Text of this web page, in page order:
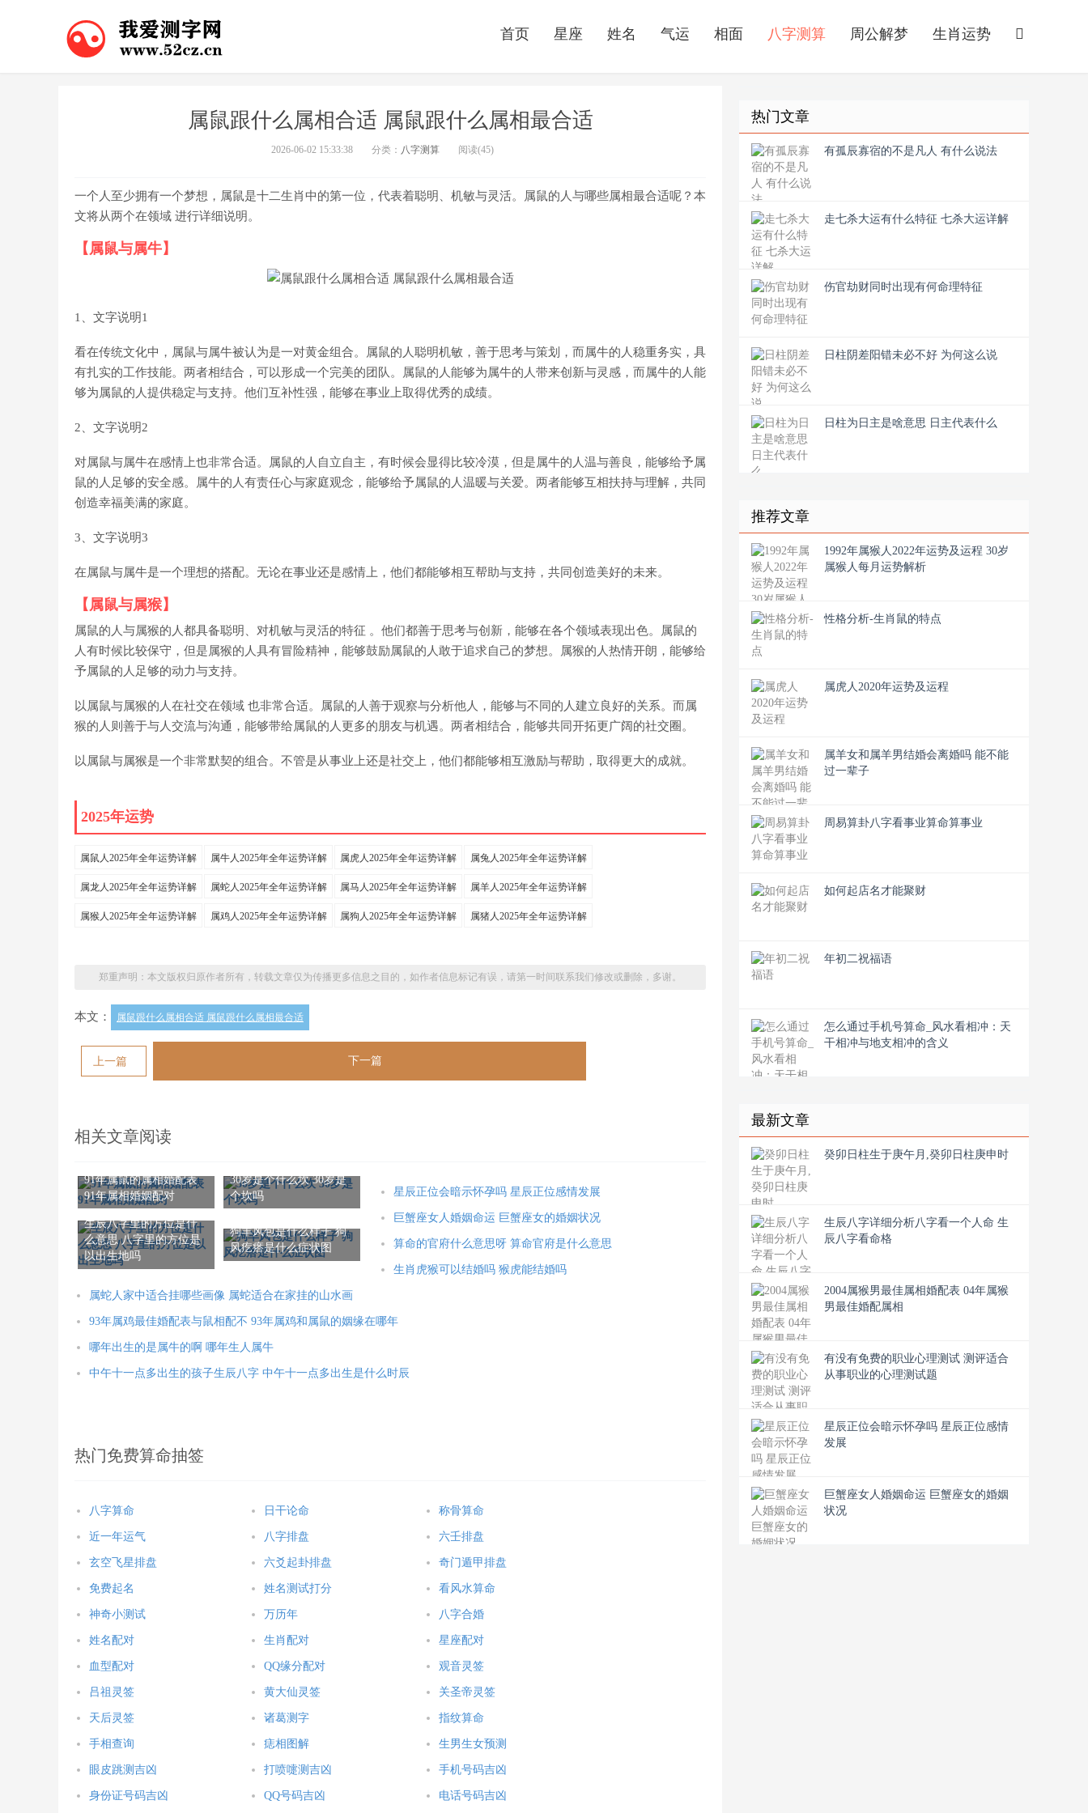
首页 星座 姓名 气运 相面 八字测算 周公解梦 生肖运势
属鼠跟什么属相合适 属鼠跟什么属相最合适
2026-06-02 15:33:38 分类： 八字测算 阅读(45)
一个人至少拥有一个梦想，属鼠是十二生肖中的第一位，代表着聪明、机敏与灵活。属鼠的人与哪些属相最合适呢？本
文将从两个在领域 进行详细说明。
【属鼠与属牛】
1、文字说明1
看在传统文化中，属鼠与属牛被认为是一对黄金组合。属鼠的人聪明机敏，善于思考与策划，而属牛的人稳重务实，具
有扎实的工作技能。两者相结合，可以形成一个完美的团队。属鼠的人能够为属牛的人带来创新与灵感，而属牛的人能
够为属鼠的人提供稳定与支持。他们互补性强，能够在事业上取得优秀的成绩。
2、文字说明2
对属鼠与属牛在感情上也非常合适。属鼠的人自立自主，有时候会显得比较冷漠，但是属牛的人温与善良，能够给予属
鼠的人足够的安全感。属牛的人有责任心与家庭观念，能够给予属鼠的人温暖与关爱。两者能够互相扶持与理解，共同
创造幸福美满的家庭。
3、文字说明3
在属鼠与属牛是一个理想的搭配。无论在事业还是感情上，他们都能够相互帮助与支持，共同创造美好的未来。
【属鼠与属猴】
属鼠的人与属猴的人都具备聪明、对机敏与灵活的特征 。他们都善于思考与创新，能够在各个领域表现出色。属鼠的
人有时候比较保守，但是属猴的人具有冒险精神，能够鼓励属鼠的人敢于追求自己的梦想。属猴的人热情开朗，能够给
予属鼠的人足够的动力与支持。
以属鼠与属猴的人在社交在领域 也非常合适。属鼠的人善于观察与分析他人，能够与不同的人建立良好的关系。而属
猴的人则善于与人交流与沟通，能够带给属鼠的人更多的朋友与机遇。两者相结合，能够共同开拓更广阔的社交圈。
以属鼠与属猴是一个非常默契的组合。不管是从事业上还是社交上，他们都能够相互激励与帮助，取得更大的成就。
2025年运势
属鼠人2025年全年运势详解 属牛人2025年全年运势详解 属虎人2025年全年运势详解 属兔人2025年全年运势详解
属龙人2025年全年运势详解 属蛇人2025年全年运势详解 属马人2025年全年运势详解 属羊人2025年全年运势详解
属猴人2025年全年运势详解 属鸡人2025年全年运势详解 属狗人2025年全年运势详解 属猪人2025年全年运势详解
郑重声明：本文版权归原作者所有，转载文章仅为传播更多信息之目的，如作者信息标记有误，请第一时间联系我们修改或删除，多谢。
本文： 属鼠跟什么属相合适 属鼠跟什么属相最合适
上一篇 下一篇
相关文章阅读
91年属鼠的属相婚配表
91年属相婚姻配对
30岁是个什么坎 30岁是
个坎吗
生辰八字里的方位是什
么意思 八字里的方位是
以出生地吗
狗羊风包是什么样子 狗
风疙瘩是什么症状图
星辰正位会暗示怀孕吗 星辰正位感情发展
巨蟹座女人婚姻命运 巨蟹座女的婚姻状况
算命的官府什么意思呀 算命官府是什么意思
生肖虎猴可以结婚吗 猴虎能结婚吗
属蛇人家中适合挂哪些画像 属蛇适合在家挂的山水画
93年属鸡最佳婚配表与鼠相配不 93年属鸡和属鼠的姻缘在哪年
哪年出生的是属牛的啊 哪年生人属牛
中午十一点多出生的孩子生辰八字 中午十一点多出生是什么时辰
热门免费算命抽签
八字算命 日干论命 称骨算命
近一年运气 八字排盘 六壬排盘
玄空飞星排盘 六爻起卦排盘 奇门遁甲排盘
免费起名 姓名测试打分 看风水算命
神奇小测试 万历年 八字合婚
姓名配对 生肖配对 星座配对
血型配对 QQ缘分配对 观音灵签
吕祖灵签 黄大仙灵签 关圣帝灵签
天后灵签 诸葛测字 指纹算命
手相查询 痣相图解 生男生女预测
眼皮跳测吉凶 打喷嚏测吉凶 手机号码吉凶
身份证号码吉凶 QQ号码吉凶 电话号码吉凶
热门文章
有孤辰寡宿的不是凡人 有什么说法
走七杀大运有什么特征 七杀大运详解
伤官劫财同时出现有何命理特征
日柱阴差阳错未必不好 为何这么说
日柱为日主是啥意思 日主代表什么
推荐文章
1992年属猴人2022年运势及运程 30岁
属猴人每月运势解析
性格分析-生肖鼠的特点
属虎人2020年运势及运程
属羊女和属羊男结婚会离婚吗 能不能
过一辈子
周易算卦八字看事业算命算事业
如何起店名才能聚财
年初二祝福语
怎么通过手机号算命_风水看相冲：天
干相冲与地支相冲的含义
最新文章
癸卯日柱生于庚午月,癸卯日柱庚申时
生辰八字详细分析八字看一个人命 生
辰八字看命格
2004属猴男最佳属相婚配表 04年属猴
男最佳婚配属相
有没有免费的职业心理测试 测评适合
从事职业的心理测试题
星辰正位会暗示怀孕吗 星辰正位感情
发展
巨蟹座女人婚姻命运 巨蟹座女的婚姻
状况